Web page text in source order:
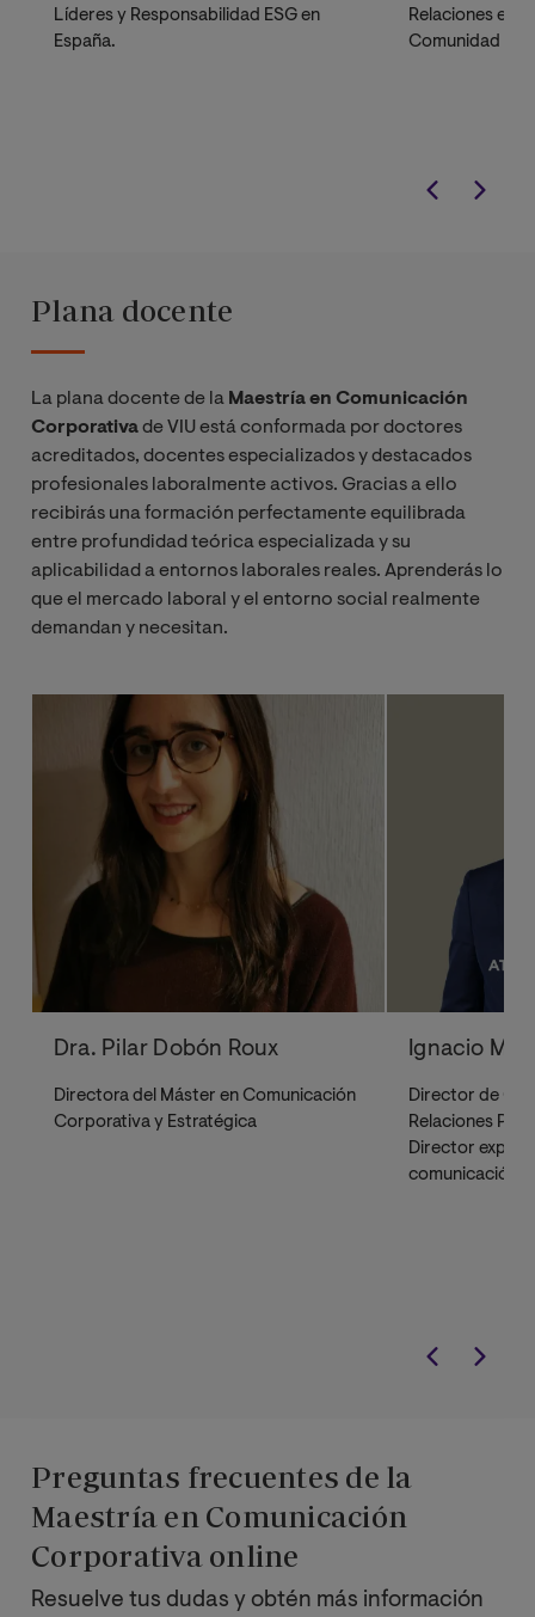
Líderes y Responsabilidad ESG en
España.
Relaciones
Comunidad
Plana docente
La plana docente de la Maestría en Comunicación
Corporativade VIU está conformada por doctores
acreditados, docentes especializados y destacados
profesionales laboralmente activos. Gracias a ello
recibirás una formación perfectamente equilibrada
entre profundidad teórica especializada y su
aplicabilidad a entornos laborales reales. Aprenderás lo
que el mercado laboral y el entorno social realmente
demandan y necesitan.
Dra. Pilar Dobón Roux
Directora del Máster en Comunicación
Corporativa y Estratégica
Ignacio
Director de
Relaciones
Director
comunicación
Preguntas frecuentes de la
Maestría en Comunicación
Corporativa online
Resuelve tus dudas y obtén más información